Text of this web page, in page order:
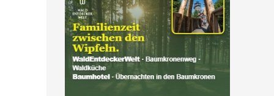
Kinder von 6 bis 10
Jahren.
alle Familienkarten Highlights